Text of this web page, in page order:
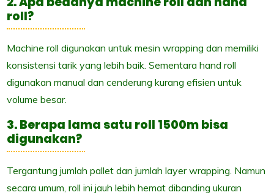
roll?
Machine roll digunakan untuk mesin wrapping dan memiliki
konsistensi tarik yang lebih baik. Sementara hand roll
digunakan manual dan cenderung kurang efisien untuk
volume besar.
3. Berapa lama satu roll 1500m bisa
digunakan?
Tergantung jumlah pallet dan jumlah layer wrapping. Namun
secara umum, roll ini jauh lebih hemat dibanding ukuran